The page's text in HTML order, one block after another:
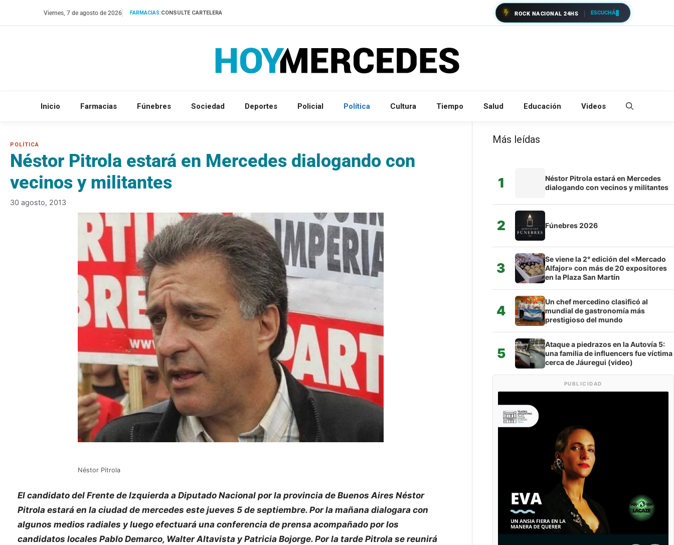
Viernes, 7 de agosto de 2026 FARMACIAS:CONSULTE CARTELERA ROCK NACIONAL 24HS ESCUCHÁ
Inicio Farmacias Fúnebres Sociedad Deportes Policial Política Cultura Tiempo Salud Educación Videos
Néstor Pitrola estará en Mercedes dialogando con
vecinos y militantes
30 agosto, 2013
Néstor Pitrola
El candidato del Frente de Izquierda a Diputado Nacional por la provincia de Buenos Aires Néstor
Pitrola estará en la ciudad de mercedes este jueves 5 de septiembre. Por la mañana dialogara con
algunos medios radiales y luego efectuará una conferencia de prensa acompañado por los
candidatos locales Pablo Demarco, Walter Altavista y Patricia Bojorge. Por la tarde Pitrola se reunirá
Más leídas
1
Néstor Pitrola estará en Mercedes
dialogando con vecinos y militantes
2 Fúnebres 2026
3
Se viene la 2° edición del «Mercado
Alfajor» con más de 20 expositores
en la Plaza San Martín
4
Un chef mercedino clasificó al
mundial de gastronomía más
prestigioso del mundo
5
Ataque a piedrazos en la Autovía 5:
una familia de influencers fue víctima
cerca de Jáuregui (video)
PUBLICIDAD